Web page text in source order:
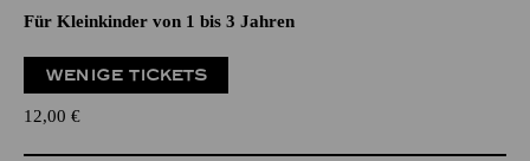
Für Kleinkinder von 1 bis 3 Jahren
WENIGE TICKETS
12,00 €